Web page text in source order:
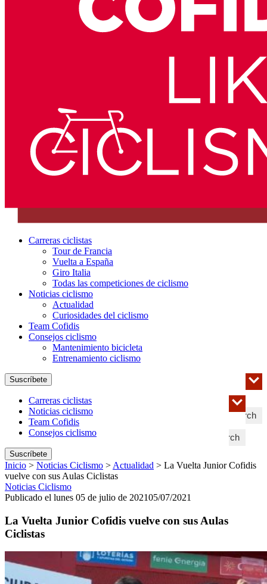
Carreras ciclistas
Tour de Francia
Vuelta a España
Giro Italia
Todas las competiciones de ciclismo
Noticias ciclismo
Actualidad
Curiosidades del ciclismo
Team Cofidis
Consejos ciclismo
Mantenimiento bicicleta
Entrenamiento ciclismo
Search
Suscríbete
Search
Carreras ciclistas
Noticias ciclismo
Team Cofidis
Consejos ciclismo
Suscríbete
Inicio > Noticias Ciclismo > Actualidad > La Vuelta Junior Cofidis
vuelve con sus Aulas Ciclistas
Noticias Ciclismo
Publicado el lunes 05 de julio de 202105/07/2021
La Vuelta Junior Cofidis vuelve con sus Aulas
Ciclistas